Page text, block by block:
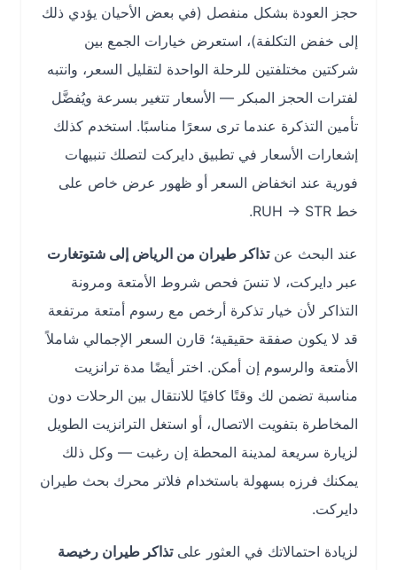
حجز العودة بشكل منفصل (في بعض الأحيان يؤدي ذلك
إلى خفض التكلفة)، استعرض خيارات الجمع بين
شركتين مختلفتين للرحلة الواحدة لتقليل السعر، وانتبه
لفترات الحجز المبكر — الأسعار تتغير بسرعة ويُفضَّل
تأمين التذكرة عندما ترى سعرًا مناسبًا. استخدم كذلك
إشعارات الأسعار في تطبيق دايركت لتصلك تنبيهات
فورية عند انخفاض السعر أو ظهور عرض خاص على
عند البحث عنتذاكر طيران من الرياض إلى شتوتغارت
عبر دايركت، لا تنسَ فحص شروط الأمتعة ومرونة
التذاكر لأن خيار تذكرة أرخص مع رسوم أمتعة مرتفعة
قد لا يكون صفقة حقيقية؛ قارن السعر الإجمالي شاملاً
الأمتعة والرسوم إن أمكن. اختر أيضًا مدة ترانزيت
مناسبة تضمن لك وقتًا كافيًا للانتقال بين الرحلات دون
المخاطرة بتفويت الاتصال، أو استغل الترانزيت الطويل
لزيارة سريعة لمدينة المحطة إن رغبت — وكل ذلك
يمكنك فرزه بسهولة باستخدام فلاتر محرك بحث طيران
دايركت.
لزيادة احتمالاتك في العثور على تذاكر طيران رخيصة